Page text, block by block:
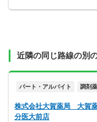
近隣の同じ路線の別
パート・アルバイト 調剤
株式会社大賀薬局 大賀
分医大前店